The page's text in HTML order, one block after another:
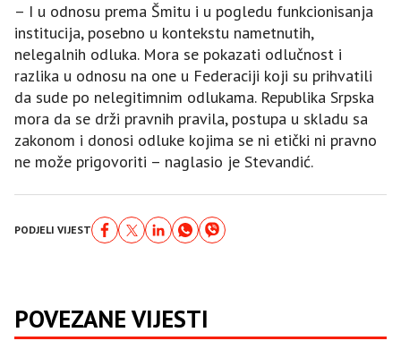
– I u odnosu prema Šmitu i u pogledu funkcionisanja
institucija, posebno u kontekstu nametnutih,
nelegalnih odluka. Mora se pokazati odlučnost i
razlika u odnosu na one u Federaciji koji su prihvatili
da sude po nelegitimnim odlukama. Republika Srpska
mora da se drži pravnih pravila, postupa u skladu sa
zakonom i donosi odluke kojima se ni etički ni pravno
ne može prigovoriti – naglasio je Stevandić.
PODJELI VIJEST
POVEZANE VIJESTI